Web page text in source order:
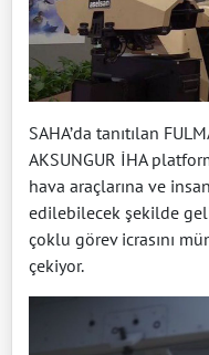
SAHA’da tanıtılan
AKSUNGUR İHA
hava araçlarına ve
edilebilecek şekilde
çoklu görev icrasını
çekiyor.